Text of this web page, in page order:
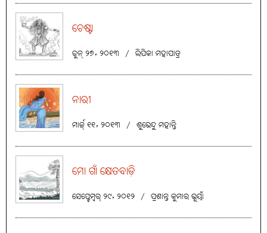
ଚେଷ୍ଟା
ଜୁନ୍ ୨୭, ୨୦୧୩ / ଲିପିକା ମହାପାତ୍ର
ନାରୀ
ମାର୍ଚ୍ଚ୍ ୧୧, ୨୦୧୩ / ଶୁଭେନ୍ଦୁ ମହାନ୍ତି
ମୋ ଗାଁ କ୍ଷେତବାଡ଼ି
ସେପ୍ଟେମ୍ବର୍ ୨୯, ୨୦୧୨ / ପ୍ରଶାନ୍ତ କୁମାର ଭୂୟାଁ